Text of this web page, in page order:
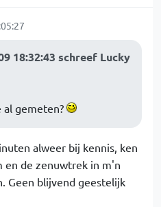
18:32:43 schreef Lucky
gemeten?
alweer bij kennis, ken
en de zenuwtrek in m'n
Geen blijvend geestelijk